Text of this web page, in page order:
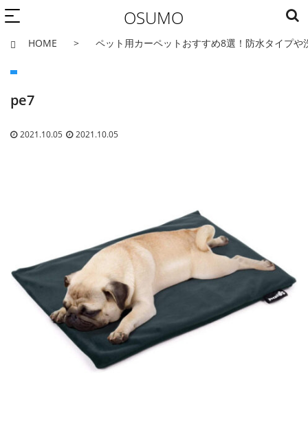
OSUMO
HOME ペット用カーペットおすすめ8選！防水タイプ
pe7
2021.10.05 2021.10.05